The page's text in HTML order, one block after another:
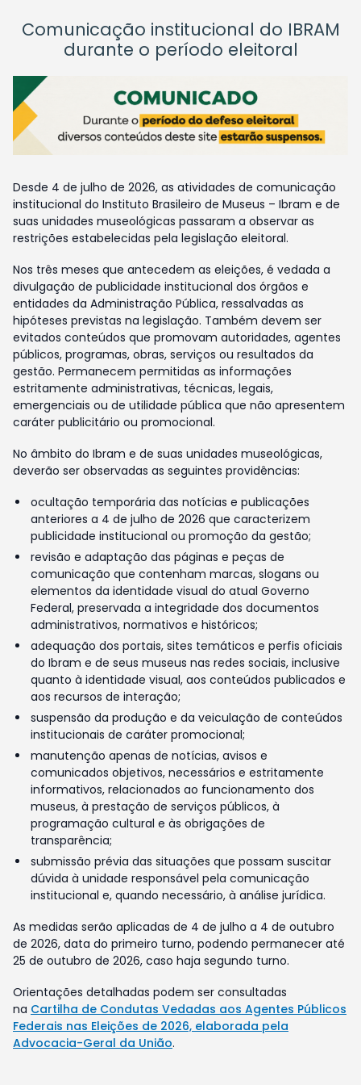
Comunicação institucional do IBRAM
durante o período eleitoral
Desde 4 de julho de 2026, as atividades de comunicação
institucional do Instituto Brasileiro de Museus – Ibram e de
suas unidades museológicas passaram a observar as
restrições estabelecidas pela legislação eleitoral.
Nos três meses que antecedem as eleições, é vedada a
divulgação de publicidade institucional dos órgãos e
entidades da Administração Pública, ressalvadas as
hipóteses previstas na legislação. Também devem ser
evitados conteúdos que promovam autoridades, agentes
públicos, programas, obras, serviços ou resultados da
gestão. Permanecem permitidas as informações
estritamente administrativas, técnicas, legais,
emergenciais ou de utilidade pública que não apresentem
caráter publicitário ou promocional.
No âmbito do Ibram e de suas unidades museológicas,
deverão ser observadas as seguintes providências:
ocultação temporária das notícias e publicações
anteriores a 4 de julho de 2026 que caracterizem
publicidade institucional ou promoção da gestão;
revisão e adaptação das páginas e peças de
comunicação que contenham marcas, slogans ou
elementos da identidade visual do atual Governo
Federal, preservada a integridade dos documentos
administrativos, normativos e históricos;
adequação dos portais, sites temáticos e perfis oficiais
do Ibram e de seus museus nas redes sociais, inclusive
quanto à identidade visual, aos conteúdos publicados e
aos recursos de interação;
suspensão da produção e da veiculação de conteúdos
institucionais de caráter promocional;
manutenção apenas de notícias, avisos e
comunicados objetivos, necessários e estritamente
informativos, relacionados ao funcionamento dos
museus, à prestação de serviços públicos, à
programação cultural e às obrigações de
transparência;
submissão prévia das situações que possam suscitar
dúvida à unidade responsável pela comunicação
institucional e, quando necessário, à análise jurídica.
As medidas serão aplicadas de 4 de julho a 4 de outubro
de 2026, data do primeiro turno, podendo permanecer até
25 de outubro de 2026, caso haja segundo turno.
Orientações detalhadas podem ser consultadas
na Cartilha de Condutas Vedadas aos Agentes Públicos
Federais nas Eleições de 2026, elaborada pela
Advocacia-Geral da União.